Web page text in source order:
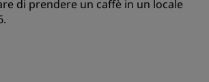
di prendere un caffè in un locale